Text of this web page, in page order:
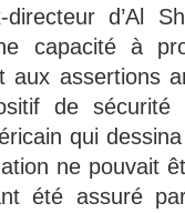
directeur d’Al
capacité à
aux assertions
de
qui
ne pouvait
été assuré